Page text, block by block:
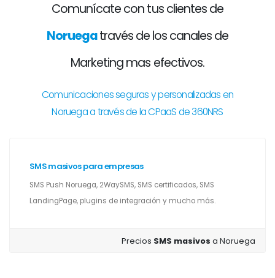
Comunícate con tus clientes de
Noruegatravés de los canales de
Marketing mas efectivos.
Comunicaciones seguras y personalizadas en
Noruega a través de la CPaaS de 360NRS
SMS masivos para empresas
SMS Push Noruega, 2WaySMS, SMS certificados, SMS
LandingPage, plugins de integración y mucho más.
Precios SMS masivosa Noruega